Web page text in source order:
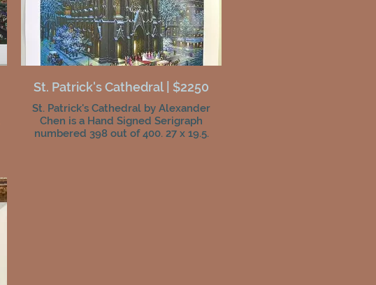
St. Patrick's Cathedral | $2250
St. Patrick's Cathedral by Alexander
Chen is a Hand Signed Serigraph
numbered 398 out of 400. 27 x 19.5.